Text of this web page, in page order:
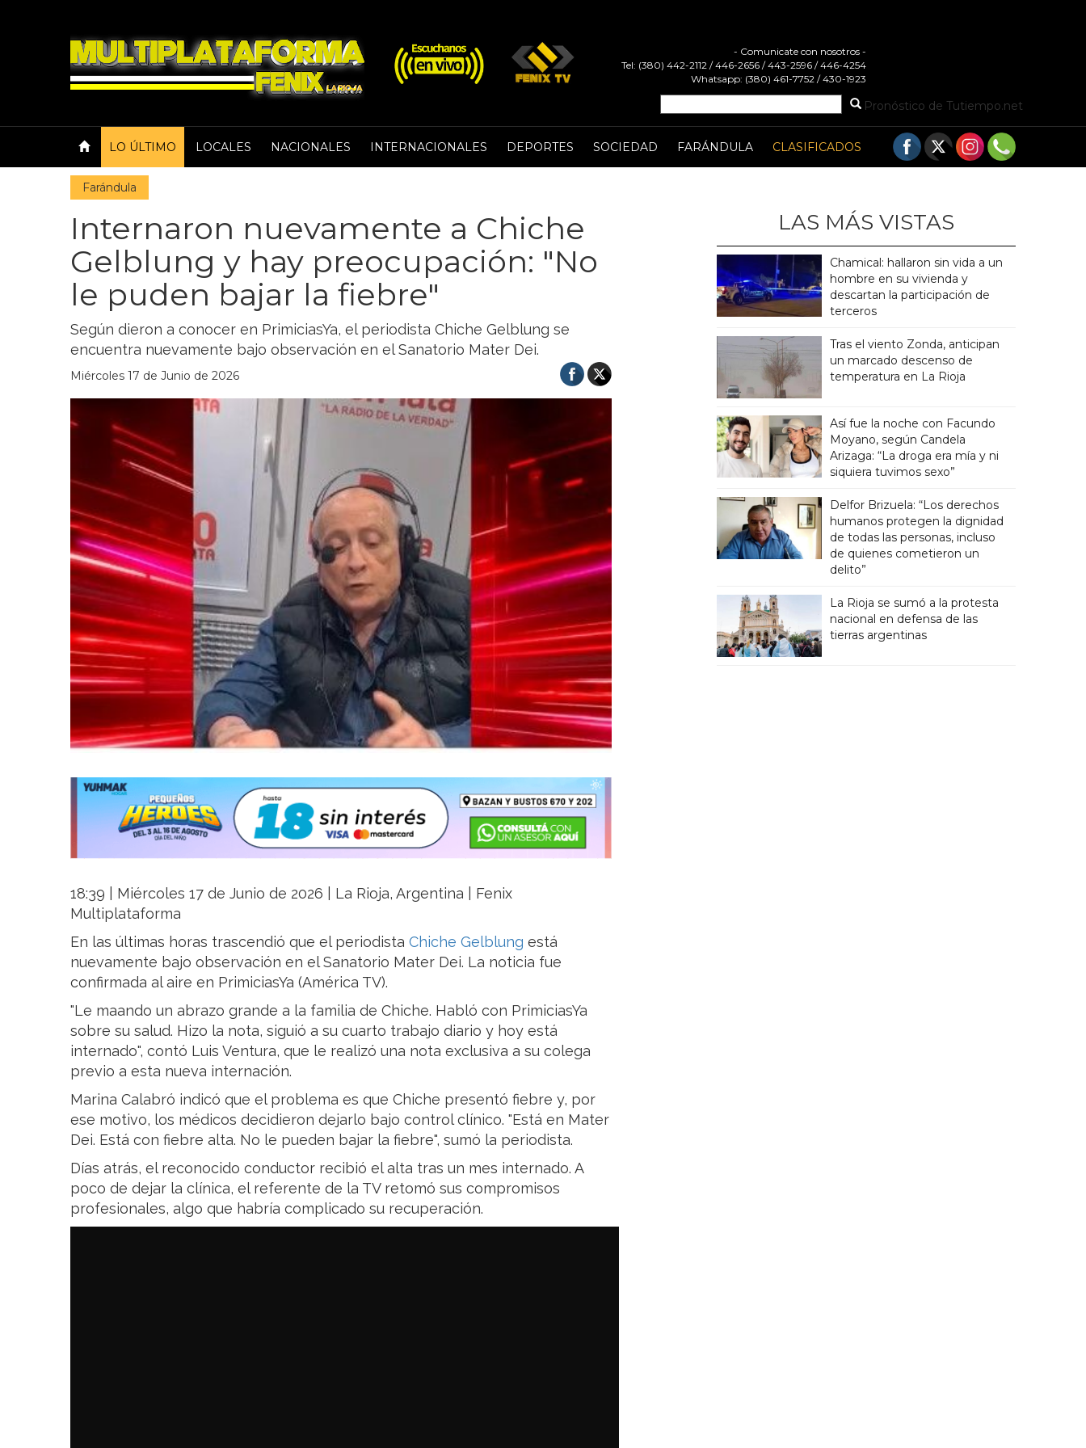
- Comunicate con nosotros -
Tel: (380) 442-2112 / 446-2656 / 443-2596 / 446-4254
Whatsapp: (380) 461-7752 / 430-1923
Pronóstico de Tutiempo.net
LO ÚLTIMO LOCALES NACIONALES INTERNACIONALES DEPORTES SOCIEDAD FARÁNDULA CLASIFICADOS
Farándula
Internaron nuevamente a Chiche
Gelblung y hay preocupación: "No
le puden bajar la fiebre"
Según dieron a conocer en PrimiciasYa, el periodista Chiche Gelblung se
encuentra nuevamente bajo observación en el Sanatorio Mater Dei.
Miércoles 17 de Junio de 2026
18:39 | Miércoles 17 de Junio de 2026 | La Rioja, Argentina | Fenix
Multiplataforma
En las últimas horas trascendió que el periodista Chiche Gelblung está
nuevamente bajo observación en el Sanatorio Mater Dei. La noticia fue
confirmada al aire en PrimiciasYa (América TV).
"Le maando un abrazo grande a la familia de Chiche. Habló con PrimiciasYa
sobre su salud. Hizo la nota, siguió a su cuarto trabajo diario y hoy está
internado", contó Luis Ventura, que le realizó una nota exclusiva a su colega
previo a esta nueva internación.
Marina Calabró indicó que el problema es que Chiche presentó fiebre y, por
ese motivo, los médicos decidieron dejarlo bajo control clínico. "Está en Mater
Dei. Está con fiebre alta. No le pueden bajar la fiebre", sumó la periodista.
Días atrás, el reconocido conductor recibió el alta tras un mes internado. A
poco de dejar la clínica, el referente de la TV retomó sus compromisos
profesionales, algo que habría complicado su recuperación.
LAS MÁS VISTAS
Chamical: hallaron sin vida a un
hombre en su vivienda y
descartan la participación de
terceros
Tras el viento Zonda, anticipan
un marcado descenso de
temperatura en La Rioja
Así fue la noche con Facundo
Moyano, según Candela
Arizaga: “La droga era mía y ni
siquiera tuvimos sexo”
Delfor Brizuela: “Los derechos
humanos protegen la dignidad
de todas las personas, incluso
de quienes cometieron un
delito”
La Rioja se sumó a la protesta
nacional en defensa de las
tierras argentinas